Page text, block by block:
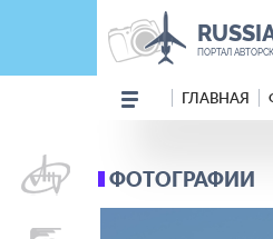
ПОРТАЛ
ГЛАВНАЯ
ФОТОГРАФИИ